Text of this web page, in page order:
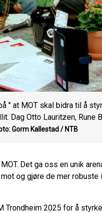
" at MOT skal bidra til å
Dag Otto Lauritzen, Rune
Gorm Kallestad / NTB
Det ga oss en unik
og gjøre de mer
Trondheim 2025 for å